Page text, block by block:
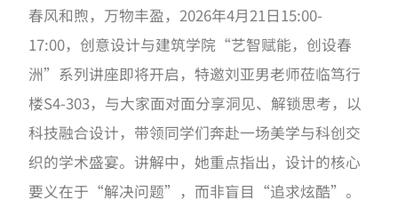
春风和煦，万物丰盈，2026年4月21日15:00-
17:00，创意设计与建筑学院“艺智赋能，创设春
洲”系列讲座即将开启，特邀刘亚男老师莅临笃行
楼S4-303，与大家面对面分享洞见、解锁思考，以
科技融合设计，带领同学们奔赴一场美学与科创交
织的学术盛宴。讲解中，她重点指出，设计的核心
要义在于“解决问题”，而非盲目“追求炫酷”。